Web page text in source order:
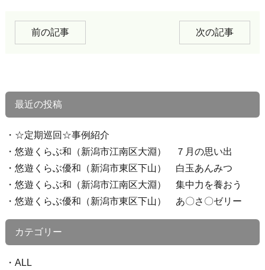
前の記事 次の記事
最近の投稿
☆定期巡回☆事例紹介
悠遊くらぶ和（新潟市江南区大淵） ７月の思い出
悠遊くらぶ優和（新潟市東区下山） 白玉あんみつ
悠遊くらぶ和（新潟市江南区大淵） 集中力を養おう
悠遊くらぶ優和（新潟市東区下山） あ〇さ〇ゼリー
カテゴリー
ALL